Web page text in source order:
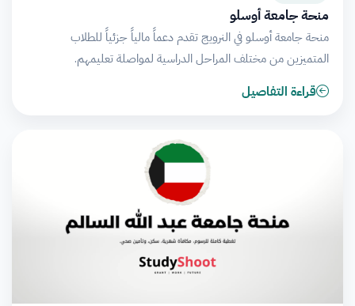
منحة جامعة أوسلو
منحة جامعة أوسلو في النرويج تقدم دعماً مالياً جزئياً للطلاب
المتميزين من مختلف المراحل الدراسية لمواصلة تعليمهم.
قراءة التفاصيل